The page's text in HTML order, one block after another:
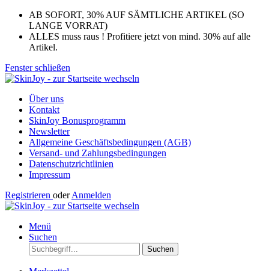
AB SOFORT, 30% AUF SÄMTLICHE ARTIKEL (SO
LANGE VORRAT)
ALLES muss raus ! Profitiere jetzt von mind. 30% auf alle
Artikel.
Fenster schließen
Über uns
Kontakt
SkinJoy Bonusprogramm
Newsletter
Allgemeine Geschäftsbedingungen (AGB)
Versand- und Zahlungsbedingungen
Datenschutzrichtlinien
Impressum
Registrieren oder Anmelden
Menü
Suchen
Suchen